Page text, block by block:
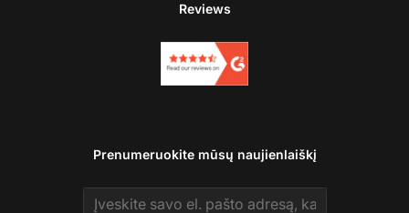
Reviews
Prenumeruokite mūsų naujienlaiškį
Email address